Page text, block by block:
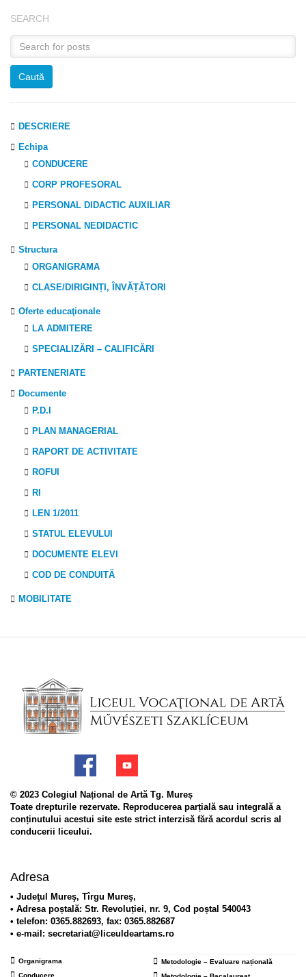
SEARCH
DESCRIERE
Echipa
CONDUCERE
CORP PROFESORAL
PERSONAL DIDACTIC AUXILIAR
PERSONAL NEDIDACTIC
Structura
ORGANIGRAMA
CLASE/DIRIGINȚI, ÎNVĂȚĂTORI
Oferte educaţionale
LA ADMITERE
SPECIALIZĂRI – CALIFICĂRI
PARTENERIATE
Documente
P.D.I
PLAN MANAGERIAL
RAPORT DE ACTIVITATE
ROFUI
RI
LEN 1/2011
STATUL ELEVULUI
DOCUMENTE ELEVI
COD DE CONDUITĂ
MOBILITATE
© 2023 Colegiul Național de Artă Tg. Mureș
Toate drepturile rezervate. Reproducerea parțială sau integrală a
conținutului acestui site este strict interzisă fără acordul scris al
conducerii liceului.
Adresa
• Judeţul Mureş, Tîrgu Mureş,
• Adresa poștală: Str. Revoluției, nr. 9, Cod poștal 540043
• telefon: 0365.882693, fax: 0365.882687
• e-mail: secretariat@liceuldeartams.ro
Organigrama
Conducere
Metodologie – Evaluare națională